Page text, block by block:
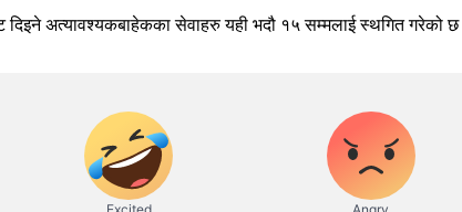
दिइने अत्यावश्यकबाहेकका सेवाहरु यही भदौ १५ सम्मलाई स्थगित गरेको छ